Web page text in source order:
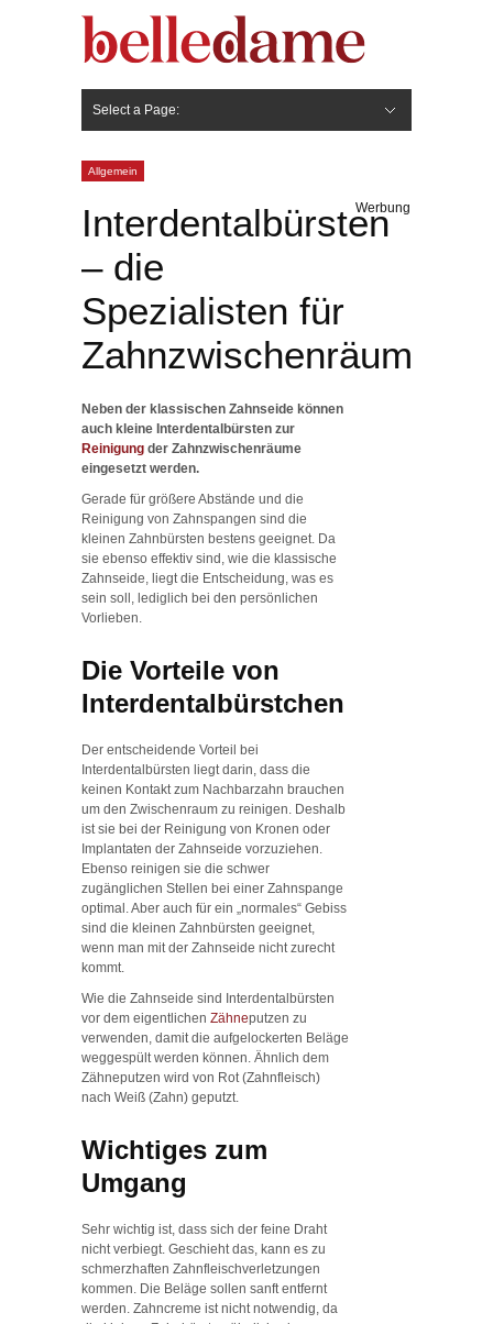
Select a Page:
Allgemein
Interdentalbürsten
– die
Spezialisten für
Zahnzwischenräume
Werbung
Neben der klassischen Zahnseide können
auch kleine Interdentalbürsten zur
Reinigung der Zahnzwischenräume
eingesetzt werden.
Gerade für größere Abstände und die
Reinigung von Zahnspangen sind die
kleinen Zahnbürsten bestens geeignet. Da
sie ebenso effektiv sind, wie die klassische
Zahnseide, liegt die Entscheidung, was es
sein soll, lediglich bei den persönlichen
Vorlieben.
Die Vorteile von
Interdentalbürstchen
Der entscheidende Vorteil bei
Interdentalbürsten liegt darin, dass die
keinen Kontakt zum Nachbarzahn brauchen
um den Zwischenraum zu reinigen. Deshalb
ist sie bei der Reinigung von Kronen oder
Implantaten der Zahnseide vorzuziehen.
Ebenso reinigen sie die schwer
zugänglichen Stellen bei einer Zahnspange
optimal. Aber auch für ein „normales“ Gebiss
sind die kleinen Zahnbürsten geeignet,
wenn man mit der Zahnseide nicht zurecht
kommt.
Wie die Zahnseide sind Interdentalbürsten
vor dem eigentlichen Zähneputzen zu
verwenden, damit die aufgelockerten Beläge
weggespült werden können. Ähnlich dem
Zähneputzen wird von Rot (Zahnfleisch)
nach Weiß (Zahn) geputzt.
Wichtiges zum
Umgang
Sehr wichtig ist, dass sich der feine Draht
nicht verbiegt. Geschieht das, kann es zu
schmerzhaften Zahnfleischverletzungen
kommen. Die Beläge sollen sanft entfernt
werden. Zahncreme ist nicht notwendig, da